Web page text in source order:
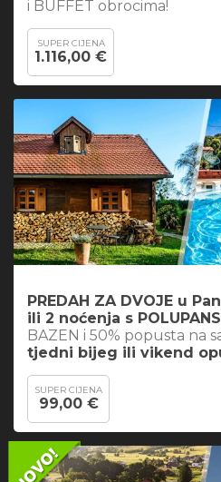
i BUFFET obrocima!
SUPER CIJENA
1.116,00 €
PREDAH ZA DVOJE u
ili 2 noćenja s
BAZEN i 50% popusta na
tjedni bijeg ili vikend
SUPER CIJENA
99,00 €